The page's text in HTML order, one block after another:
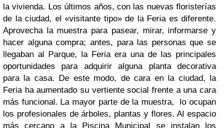
la vivienda. Los últimos años, con las nuevas floristerías
de la ciudad, el «visitante tipo» de la Feria es diferente.
Aprovecha la muestra para pasear, mirar, informarse y
hacer alguna compra; antes, para las personas que se
llegaban al Parque, la Feria era una de las principales
oportunidades para adquirir alguna planta decorativa
para la casa. De este modo, de cara en la ciudad, la
Feria ha aumentado su vertiente social frente a una cara
más funcional. La mayor parte de la muestra, lo ocupan
los profesionales de árboles, plantas y flores. Al espacio
más cercano a la Piscina Municipal se instalan los